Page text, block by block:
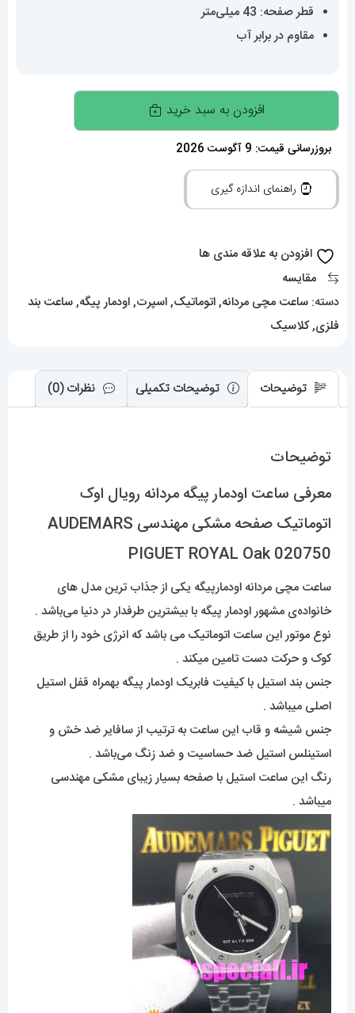
قطر صفحه: 43 میلی‌متر
مقاوم در برابر آب
ساعت
اودمار
پیگه
مردانه
اتوماتیک
صفحه
AUDEMARS
ROYAL
Oak
عدد
افزودن به سبد خرید
بروزرسانی قیمت: 9 آگوست 2026
راهنمای اندازه گیری
افزودن به علاقه مندی ها
مقایسه
دسته: ساعت مچی مردانه,اتوماتیک,اسپرت,اودمار پیگه,ساعت بند
فلزی,کلاسیک
توضیحات توضیحات تکمیلی نظرات (0)
توضیحات
معرفی ساعت اودمار پیگه مردانه رویال اوک
اتوماتیک صفحه مشکی مهندسی AUDEMARS
PIGUET ROYAL Oak 020750
ساعت مچی مردانه اودمارپیگه یکی از جذاب ترین مدل های
خانواده‌ی مشهور اودمار پیگه با بیشترین طرفدار در دنیا می‌باشد .
نوع موتور این ساعت اتوماتیک می باشد که انرژی خود را از طریق
کوک و حرکت دست تامین میکند .
جنس بند استیل با کیفیت فابریک اودمار پیگه بهمراه قفل استیل
اصلی میباشد .
جنس شیشه و قاب این ساعت به ترتیب از سافایر ضد خش و
استینلس استیل ضد حساسیت و ضد زنگ می‌باشد .
رنگ این ساعت استیل با صفحه بسیار زیبای مشکی مهندسی
میباشد .